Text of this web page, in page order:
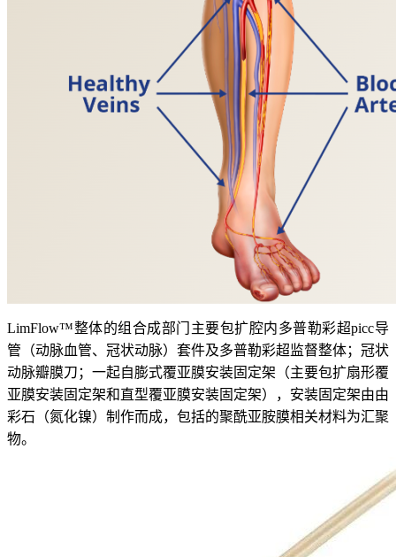
LimFlow™整体的组合成部门主要包扩腔内多普勒彩超picc导
管（动脉血管、冠状动脉）套件及多普勒彩超监督整体；冠状
动脉瓣膜刀；一起自膨式覆亚膜安装固定架（主要包扩扇形覆
亚膜安装固定架和直型覆亚膜安装固定架），安装固定架由由
彩石（氮化镍）制作而成，包括的聚酰亚胺膜相关材料为汇聚
物。